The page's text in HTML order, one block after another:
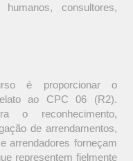
consultores,
é proporcionar o
ao CPC 06 (R2).
o reconhecimento,
de arrendamentos,
arrendadores forneçam
representem fielmente